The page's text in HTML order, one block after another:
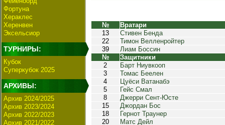
Фортуна
Хераклес
Херенвен
Эксельсиор
ТУРНИРЫ:
Кубок
Суперкубок 2025
АРХИВЫ:
Архив 2024/2025
Архив 2023/2024
Архив 2022/2023
Архив 2021/2022
№
Вратари
13
Стивен Бенда
22
Тимон Велленройтер
39
Лиам Боссин
№
Защитники
2
Барт Ниувкооп
3
Томас Беелен
4
Цуёси Ватанабэ
5
Гейс Смал
8
Джерри Сент-Юсте
15
Джордан Бос
18
Гернот Траунер
20
Матс Дейл